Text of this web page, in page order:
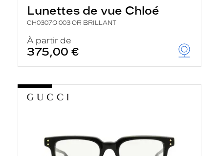
Lunettes de vue Chloé
CH0307O 003 OR BRILLANT
À partir de
375,00 €